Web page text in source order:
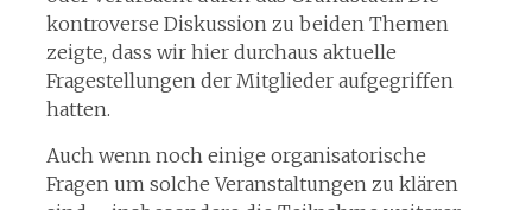
kontroverse Diskussion zu beiden Themen
zeigte, dass wir hier durchaus aktuelle
Fragestellungen der Mitglieder aufgegriffen
hatten.
Auch wenn noch einige organisatorische
Fragen um solche Veranstaltungen zu klären